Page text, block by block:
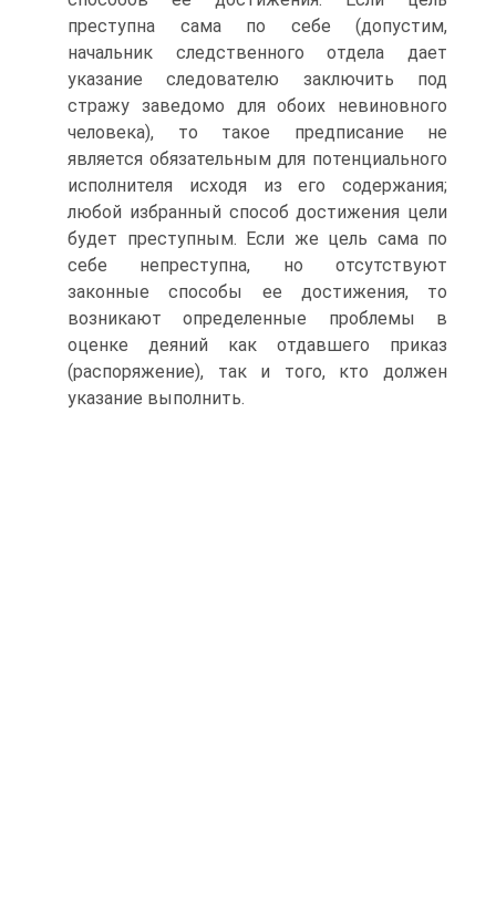
преступна сама по себе (допустим,
начальник следственного отдела дает
указание следователю заключить под
стражу заведомо для обоих невиновного
человека), то такое предписание не
является обязательным для потенциального
исполнителя исходя из его содержания;
любой избранный способ достижения цели
будет преступным. Если же цель сама по
себе непреступна, но отсутствуют
законные способы ее достижения, то
возникают определенные проблемы в
оценке деяний как отдавшего приказ
(распоряжение), так и того, кто должен
указание выполнить.